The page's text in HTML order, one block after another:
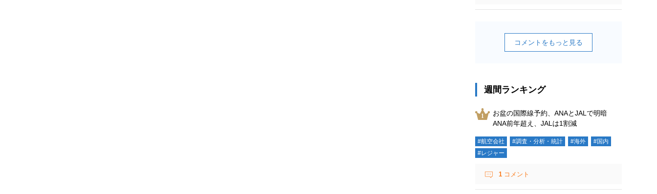
コメントをもっと見る
週間ランキング
お盆の国際線予約、ANAとJALで明暗
ANA前年超え、JALは1割減
#航空会社 #調査・分析・統計 #海外
#国内
#レジャー
1 コメント